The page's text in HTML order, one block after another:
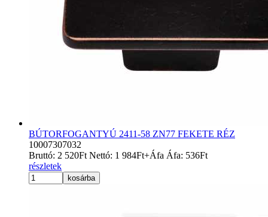
BÚTORFOGANTYÚ 2411-58 ZN77 FEKETE RÉZ
10007307032
Bruttó: 2 520Ft Nettó: 1 984Ft+Áfa Áfa: 536Ft
részletek
kosárba